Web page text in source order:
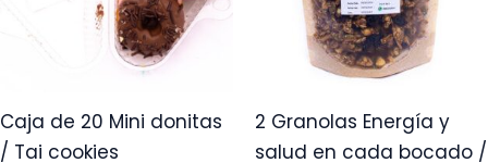
Caja de 20 Mini donitas
/ Tai cookies
2 Granolas Energía y
salud en cada bocado /